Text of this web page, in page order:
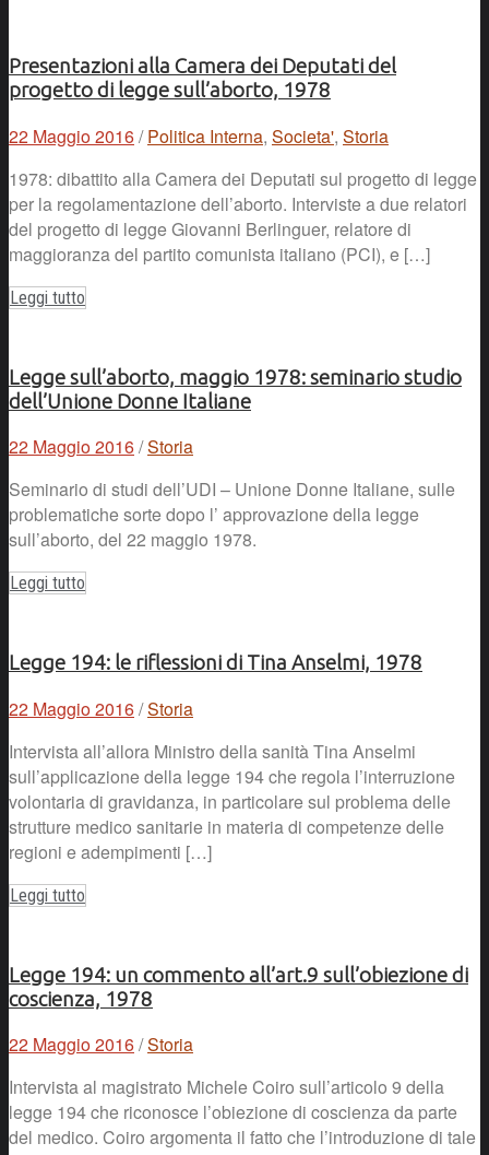
Presentazioni alla Camera dei Deputati del
progetto di legge sull’aborto, 1978
22 Maggio 2016/ Politica Interna, Societa', Storia
1978: dibattito alla Camera dei Deputati sul progetto di legge
per la regolamentazione dell’aborto. Interviste a due relatori
del progetto di legge Giovanni Berlinguer, relatore di
maggioranza del partito comunista italiano (PCI), e […]
Leggi tutto
Legge sull’aborto, maggio 1978: seminario studio
dell’Unione Donne Italiane
22 Maggio 2016/Storia
Seminario di studi dell’UDI – Unione Donne Italiane, sulle
problematiche sorte dopo l’ approvazione della legge
sull’aborto, del 22 maggio 1978.
Leggi tutto
Legge 194: le riflessioni di Tina Anselmi, 1978
22 Maggio 2016/Storia
Intervista all’allora Ministro della sanità Tina Anselmi
sull’applicazione della legge 194 che regola l’interruzione
volontaria di gravidanza, in particolare sul problema delle
strutture medico sanitarie in materia di competenze delle
regioni e adempimenti […]
Leggi tutto
Legge 194: un commento all’art.9 sull’obiezione di
coscienza, 1978
22 Maggio 2016/Storia
Intervista al magistrato Michele Coiro sull’articolo 9 della
legge 194 che riconosce l’obiezione di coscienza da parte
del medico. Coiro argomenta il fatto che l’introduzione di tale